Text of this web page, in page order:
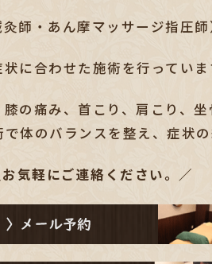
師・あん摩マッサージ指圧師
に合わせた施術を行っていま
の痛み、首こり、肩こり、
体のバランスを整え、 症状の
お気軽にご連絡ください。／